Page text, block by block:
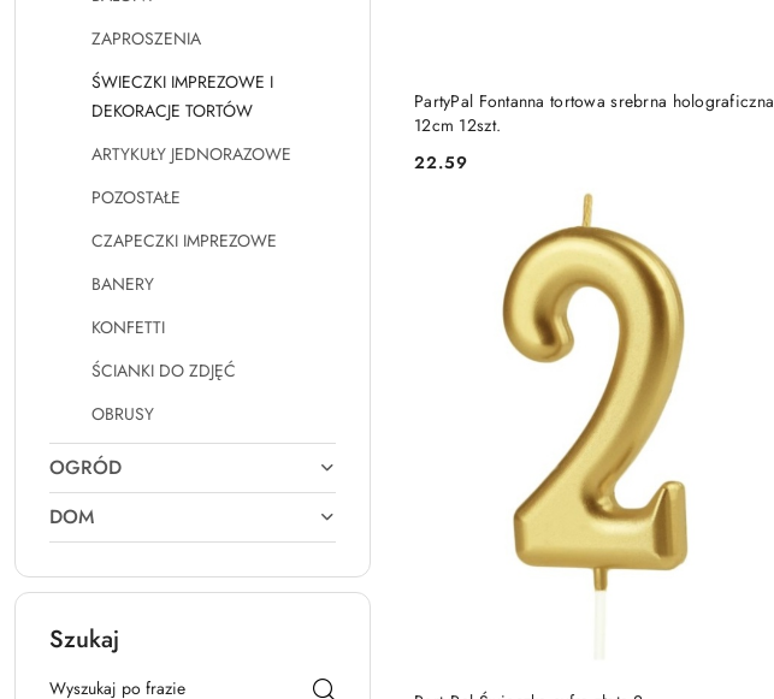
ZAPROSZENIA
ŚWIECZKI IMPREZOWE I
DEKORACJE TORTÓW
ARTYKUŁY JEDNORAZOWE
POZOSTAŁE
CZAPECZKI IMPREZOWE
BANERY
KONFETTI
ŚCIANKI DO ZDJĘĆ
OBRUSY
OGRÓD
DOM
Szukaj
PartyPal Fontanna tortowa srebrna holograficzna
12cm 12szt.
Cena:
22.59
DO KOSZYKA
DO KOSZYKA